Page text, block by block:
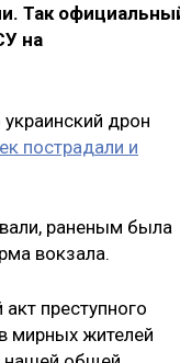
Так
на
дрон
пострадали и
раненым была
вокзала.
преступного
мирных жителей